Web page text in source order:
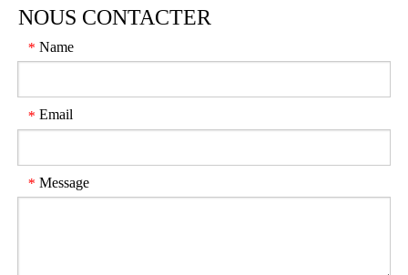
NOUS CONTACTER
* Name
* Email
* Message